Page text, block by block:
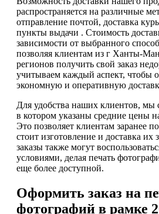
распространяется на различные
отправление почтой, доставка
пункты выдачи . Стоимость
зависимости от выбранного
позволяя клиентам из г Ханты-
регионов получить свой заказ
учитываем каждый аспект, чтобы
экономную и оперативную
Для удобства наших клиентов, мы
в котором указаны средние цены
Это позволяет клиентам заранее
стоит изготовление и доставка их
заказы также могут
условиями, делая печать
еще более доступной.
Оформить заказ на
фотографий в рамке